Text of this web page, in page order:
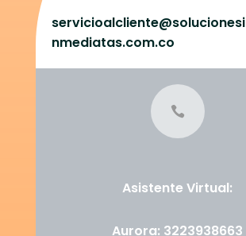
servicioalcliente@solucionesi
nmediatas.com.co

Asistente Virtual:
Aurora: 3223938663